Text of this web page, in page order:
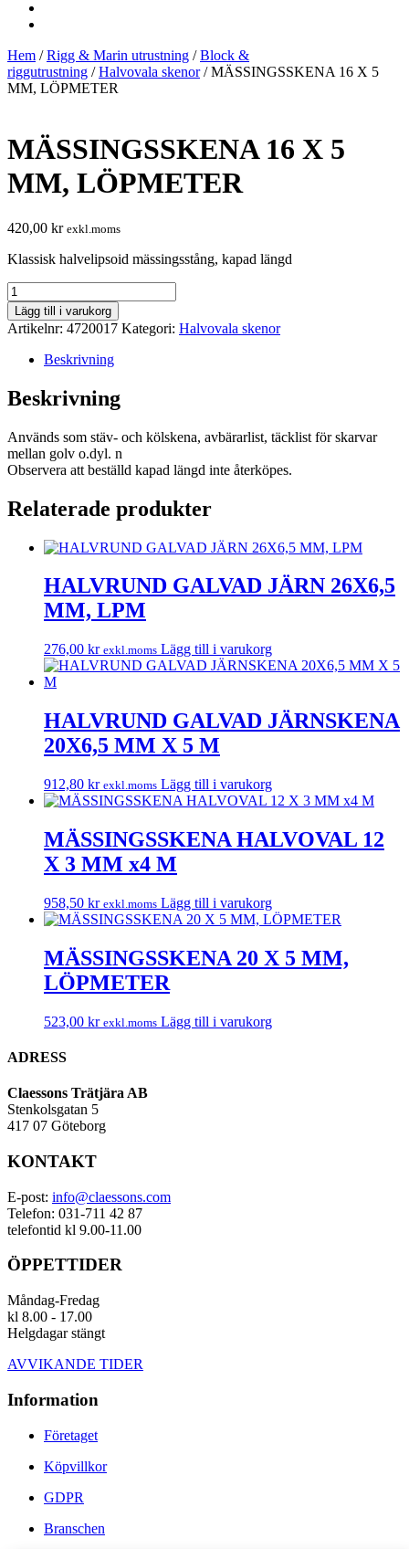
Hem /Rigg & Marin utrustning /Block &
riggutrustning /Halvovala skenor/ MÄSSINGSSKENA 16 X 5
MM, LÖPMETER
MÄSSINGSSKENA 16 X 5
MM, LÖPMETER
420,00 kr exkl.moms
Klassisk halvelipsoid mässingsstång, kapad längd
MÄSSINGSSKENA
16
X
5
MM,
LÖPMETER
mängd
Lägg till i varukorg
Artikelnr: 4720017 Kategori: Halvovala skenor
Beskrivning
Beskrivning
Används som stäv- och kölskena, avbärarlist, täcklist för skarvar
mellan golv o.dyl. n
Observera att beställd kapad längd inte återköpes.
Relaterade produkter
HALVRUND GALVAD JÄRN 26X6,5
MM, LPM
276,00 kr exkl.moms Lägg till i varukorg
HALVRUND GALVAD JÄRNSKENA
20X6,5 MM X 5 M
912,80 kr exkl.moms Lägg till i varukorg
MÄSSINGSSKENA HALVOVAL 12
X 3 MM x4 M
958,50 kr exkl.moms Lägg till i varukorg
MÄSSINGSSKENA 20 X 5 MM,
LÖPMETER
523,00 kr exkl.moms Lägg till i varukorg
ADRESS
Claessons Trätjära AB
Stenkolsgatan 5
417 07 Göteborg
KONTAKT
E-post: info@claessons.com
Telefon: 031-711 42 87
telefontid kl 9.00-11.00
ÖPPETTIDER
Måndag-Fredag
kl 8.00 - 17.00
Helgdagar stängt
AVVIKANDE TIDER
Information
Företaget
Köpvillkor
GDPR
Branschen